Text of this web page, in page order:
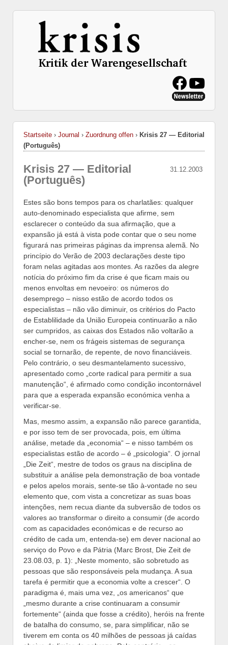
Startseite › Journal › Zuordnung offen › Krisis 27 — Editorial
(Português)
31.12.2003
Krisis 27 — Editorial
(Português)
Estes são bons tempos para os charlatães: qualquer
auto-denominado especialista que afirme, sem
esclarecer o conteúdo da sua afirmação, que a
expansão já está à vista pode contar que o seu nome
figurará nas primeiras páginas da imprensa alemã. No
princípio do Verão de 2003 declarações deste tipo
foram nelas agitadas aos montes. As razões da alegre
notícia do próximo fim da crise é que ficam mais ou
menos envoltas em nevoeiro: os números do
desemprego – nisso estão de acordo todos os
especialistas – não vão diminuir, os critérios do Pacto
de Establilidade da União Europeia continuarão a não
ser cumpridos, as caixas dos Estados não voltarão a
encher-se, nem os frágeis sistemas de segurança
social se tornarão, de repente, de novo financiáveis.
Pelo contrário, o seu desmantelamento sucessivo,
apresentado como „corte radical para permitir a sua
manutenção“, é afirmado como condição incontornável
para que a esperada expansão económica venha a
verificar-se.
Mas, mesmo assim, a expansão não parece garantida,
e por isso tem de ser provocada, pois, em última
análise, metade da „economia“ – e nisso também os
especialistas estão de acordo – é „psicologia“. O jornal
„Die Zeit“, mestre de todos os graus na disciplina de
substituir a análise pela demonstração de boa vontade
e pelos apelos morais, sente-se tão à-vontade no seu
elemento que, com vista a concretizar as suas boas
intenções, nem recua diante da subversão de todos os
valores ao transformar o direito a consumir (de acordo
com as capacidades económicas e de recurso ao
crédito de cada um, entenda-se) em dever nacional ao
serviço do Povo e da Pátria (Marc Brost, Die Zeit de
23.08.03, p. 1): „Neste momento, são sobretudo as
pessoas que são responsáveis pela mudança. A sua
tarefa é permitir que a economia volte a crescer“. O
paradigma é, mais uma vez, „os americanos“ que
„mesmo durante a crise continuaram a consumir
fortemente“ (ainda que fosse a crédito), heróis na frente
de batalha do consumo, se, para simplificar, não se
tiverem em conta os 40 milhões de pessoas já caídas